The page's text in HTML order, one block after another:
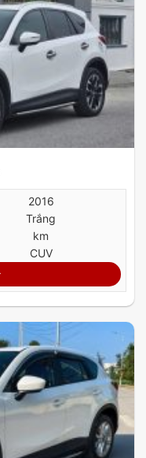
2016
Trắng
km
CUV